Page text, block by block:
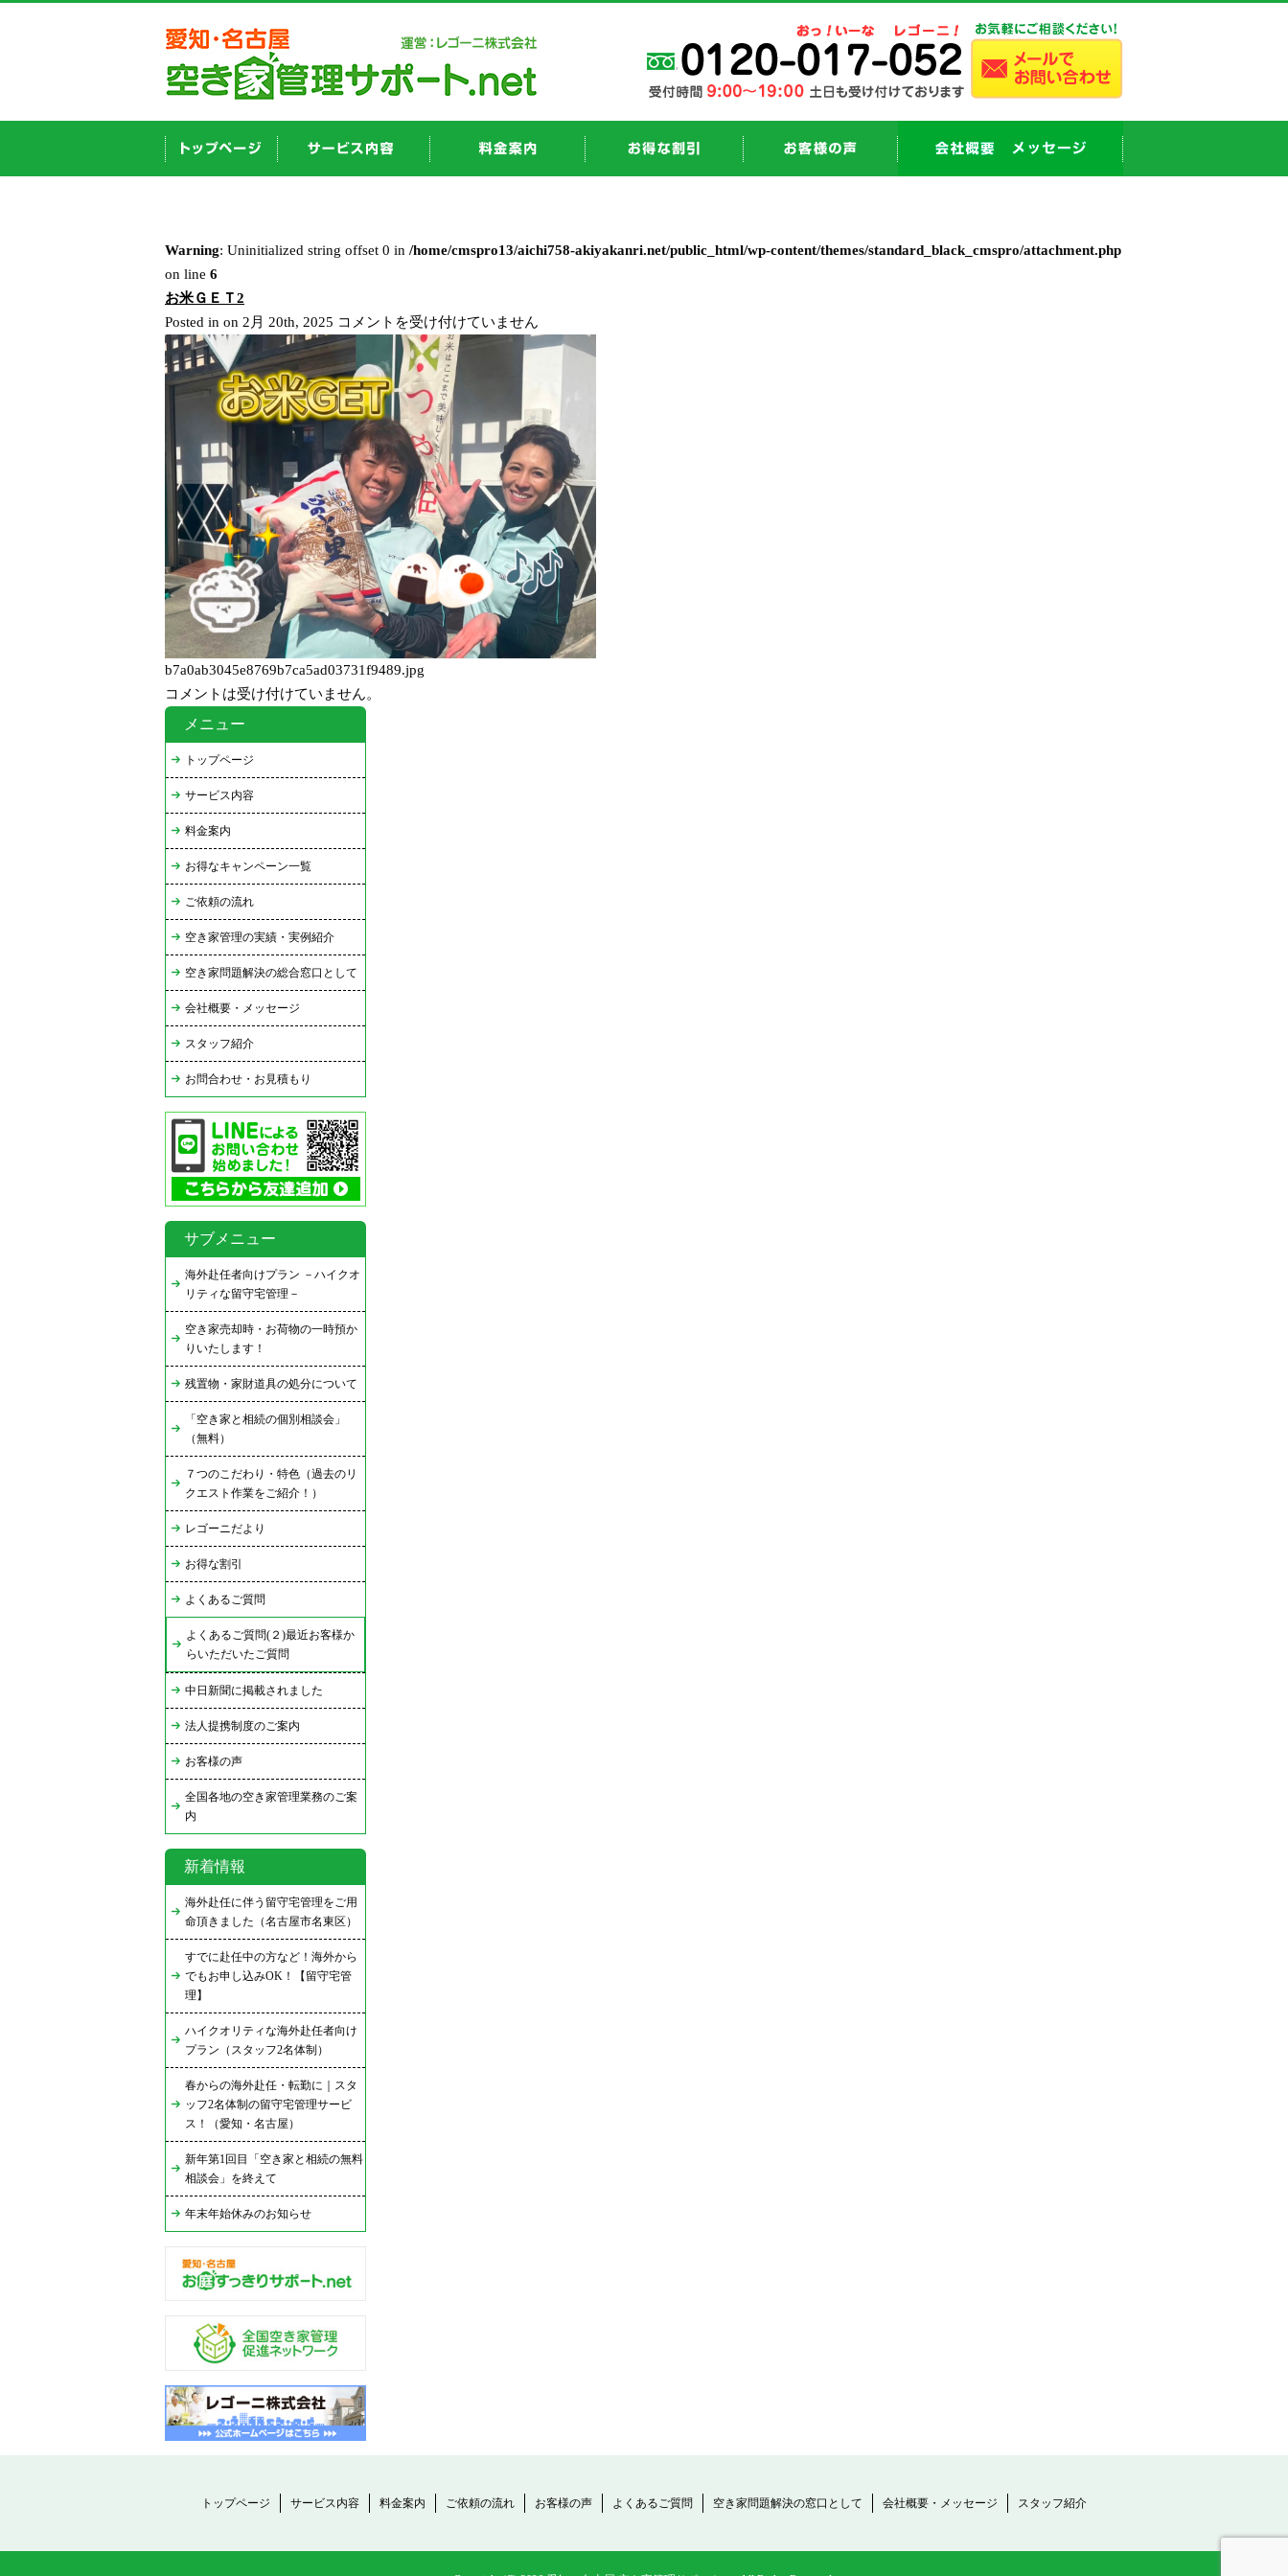
Warning: Uninitialized string offset 0 in /home/cmspro13/aichi758-akiyakanri.net/public_html/wp-content/themes/standard_black_cmspro/attachment.php
on line 6
お米ＧＥＴ2
Posted in on 2月 20th, 2025 お
米
Ｇ
Ｅ
Ｔ
は
コメントを受け付けていません
b7a0ab3045e8769b7ca5ad03731f9489.jpg
コメントは受け付けていません。
メニュー
トップページ
サービス内容
料金案内
お得なキャンペーン一覧
ご依頼の流れ
空き家管理の実績・実例紹介
空き家問題解決の総合窓口として
会社概要・メッセージ
スタッフ紹介
お問合わせ・お見積もり
サブメニュー
海外赴任者向けプラン －ハイクオ
リティな留守宅管理－
空き家売却時・お荷物の一時預か
りいたします！
残置物・家財道具の処分について
「空き家と相続の個別相談会」
（無料）
７つのこだわり・特色（過去のリ
クエスト作業をご紹介！）
レゴーニだより
お得な割引
よくあるご質問
よくあるご質問(２)最近お客様か
らいただいたご質問
中日新聞に掲載されました
法人提携制度のご案内
お客様の声
全国各地の空き家管理業務のご案
内
新着情報
海外赴任に伴う留守宅管理をご用
命頂きました（名古屋市名東区）
すでに赴任中の方など！海外から
でもお申し込みOK！【留守宅管
理】
ハイクオリティな海外赴任者向け
プラン（スタッフ2名体制）
春からの海外赴任・転勤に｜スタ
ッフ2名体制の留守宅管理サービ
ス！（愛知・名古屋）
新年第1回目「空き家と相続の無料
相談会」を終えて
年末年始休みのお知らせ
トップページ サービス内容 料金案内 ご依頼の流れ お客様の声 よくあるご質問 空き家問題解決の窓口として 会社概要・メッセージ スタッフ紹介